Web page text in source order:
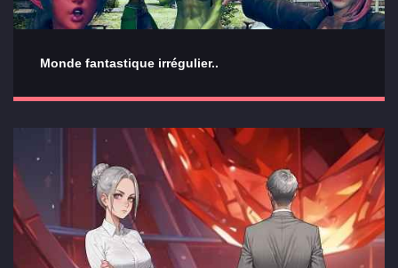
Monde fantastique irrégulier..